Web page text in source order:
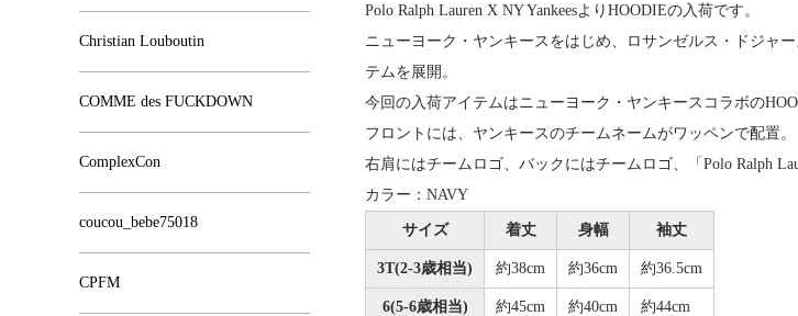
Polo Ralph Lauren X NY YankeesよりHOODIEの入荷です。
ニューヨーク・ヤンキースをはじめ、ロサンゼルス・ドジャ
テムを展開。
今回の入荷アイテムはニューヨーク・ヤンキースコラボの
フロントには、ヤンキースのチームネームがワッペンで配置。
右肩にはチームロゴ、バックにはチームロゴ、「Polo Ralph
カラー：NAVY
サイズ 着丈 身幅 袖丈
3T(2-3歳相当) 約38cm 約36cm 約36.5cm
6(5-6歳相当) 約45cm 約40cm 約44cm
Christian Louboutin
COMME des FUCKDOWN
ComplexCon
coucou_bebe75018
CPFM